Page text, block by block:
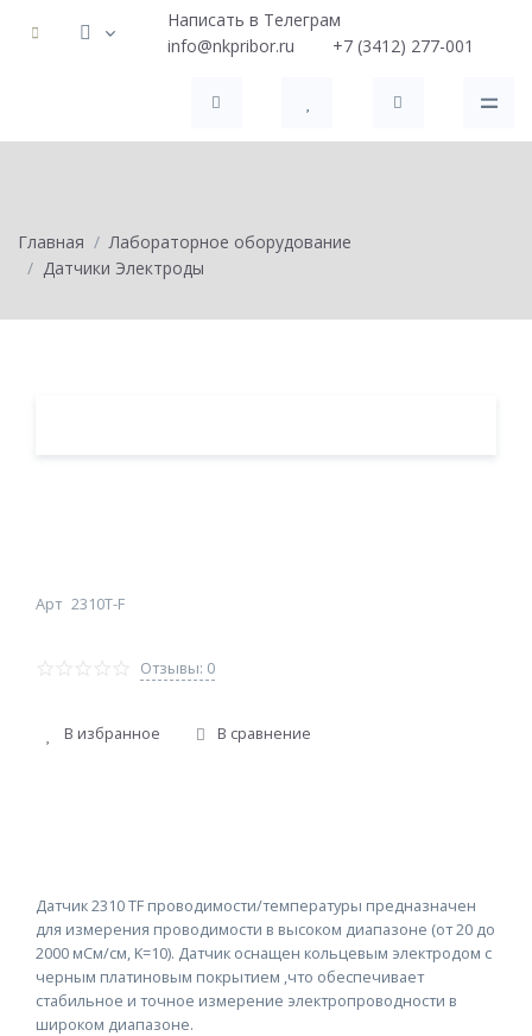
Написать в Телеграм
info@nkpribor.ru
+7 (3412) 277-001
Главная
Лабораторное оборудование
Датчики Электроды
Арт 2310T-F
Отзывы: 0
В избранное В сравнение
Датчик 2310 TF проводимости/температуры предназначен
для измерения проводимости в высоком диапазоне (от 20 до
2000 мСм/см, K=10). Датчик оснащен кольцевым электродом с
черным платиновым покрытием ,что обеспечивает
стабильное и точное измерение электропроводности в
широком диапазоне.